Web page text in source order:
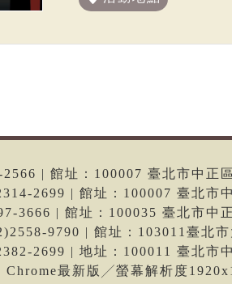
| 館址：100007 臺北市中正
2699 | 館址：100007 臺北市
3666 | 館址：100035 臺北市中
9790 | 館址：103011臺北
2699 | 地址：100011 臺北市
Chrome最新版╱螢幕解析度